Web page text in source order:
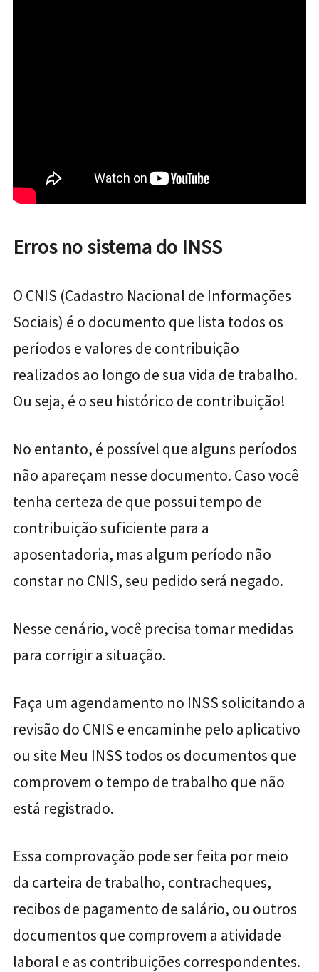
Erros no sistema do INSS
O CNIS (Cadastro Nacional de Informações
Sociais) é o documento que lista todos os
períodos e valores de contribuição
realizados ao longo de sua vida de trabalho.
Ou seja, é o seu histórico de contribuição!
No entanto, é possível que alguns períodos
não apareçam nesse documento. Caso você
tenha certeza de que possui tempo de
contribuição suficiente para a
aposentadoria, mas algum período não
constar no CNIS, seu pedido será negado.
Nesse cenário, você precisa tomar medidas
para corrigir a situação.
Faça um agendamento no INSS solicitando a
revisão do CNIS e encaminhe pelo aplicativo
ou site Meu INSS todos os documentos que
comprovem o tempo de trabalho que não
está registrado.
Essa comprovação pode ser feita por meio
da carteira de trabalho, contracheques,
recibos de pagamento de salário, ou outros
documentos que comprovem a atividade
laboral e as contribuições correspondentes.